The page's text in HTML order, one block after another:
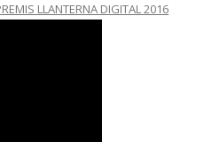
LLANTERNA DIGITAL 2016